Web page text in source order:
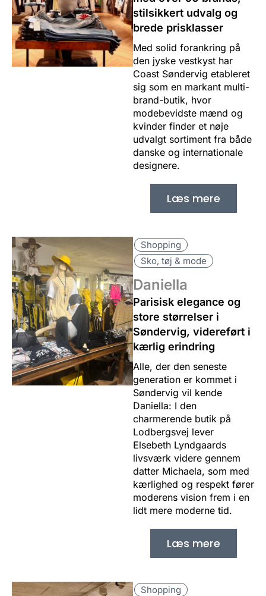
stilsikkert udvalg og
brede prisklasser
Med solid forankring på
den jyske vestkyst har
Coast Søndervig etableret
sig som en markant multi-
brand-butik, hvor
modebevidste mænd og
kvinder finder et nøje
udvalgt sortiment fra både
danske og internationale
designere.
Læs mere
Shopping
Sko, tøj & mode
Daniella
Parisisk elegance og
store størrelser i
Søndervig, videreført i
kærlig erindring
Alle, der den seneste
generation er kommet i
Søndervig vil kende
Daniella: I den
charmerende butik på
Lodbergsvej lever
Elsebeth Lyndgaards
livsværk videre gennem
datter Michaela, som med
kærlighed og respekt fører
moderens vision frem i en
lidt mere moderne tid.
Læs mere
Shopping